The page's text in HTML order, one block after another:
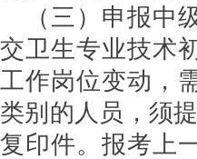
（三）申报中
交卫生专业技术
工作岗位变动，
类别的人员，须
复印件。报考上